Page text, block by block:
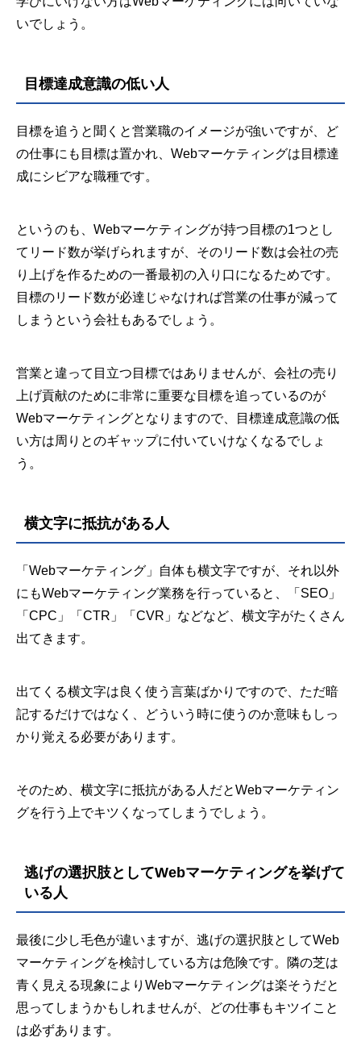
いでしょう。
目標達成意識の低い人
目標を追うと聞くと営業職のイメージが強いですが、ど
の仕事にも目標は置かれ、Webマーケティングは目標達
成にシビアな職種です。
というのも、Webマーケティングが持つ目標の1つとし
てリード数が挙げられますが、そのリード数は会社の売
り上げを作るための一番最初の入り口になるためです。
目標のリード数が必達じゃなければ営業の仕事が減って
しまうという会社もあるでしょう。
営業と違って目立つ目標ではありませんが、会社の売り
上げ貢献のために非常に重要な目標を追っているのが
Webマーケティングとなりますので、目標達成意識の低
い方は周りとのギャップに付いていけなくなるでしょ
う。
横文字に抵抗がある人
「Webマーケティング」自体も横文字ですが、それ以外
にもWebマーケティング業務を行っていると、「SEO」
「CPC」「CTR」「CVR」などなど、横文字がたくさん
出てきます。
出てくる横文字は良く使う言葉ばかりですので、ただ暗
記するだけではなく、どういう時に使うのか意味もしっ
かり覚える必要があります。
そのため、横文字に抵抗がある人だとWebマーケティン
グを行う上でキツくなってしまうでしょう。
逃げの選択肢としてWebマーケティングを挙げて
いる人
最後に少し毛色が違いますが、逃げの選択肢としてWeb
マーケティングを検討している方は危険です。隣の芝は
青く見える現象によりWebマーケティングは楽そうだと
思ってしまうかもしれませんが、どの仕事もキツイこと
は必ずあります。